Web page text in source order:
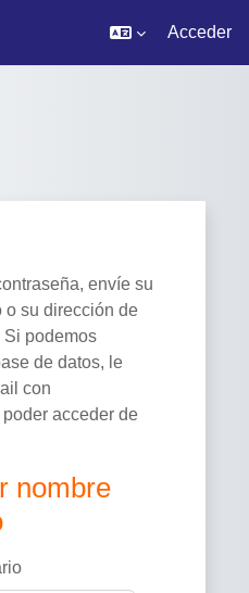
Acceder
envíe su
o su dirección de
Si podemos
de datos, le
con
acceder de
de usuario
nombre